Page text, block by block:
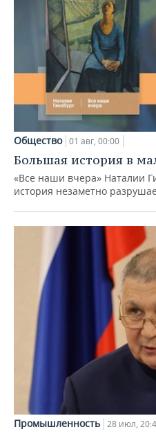
Общество 01 авг, 00:00
Большая история в
«Все наши вчера» Наталии
история незаметно
Промышленность 28 июл,